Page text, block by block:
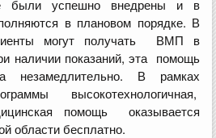
были успешно внедрены и в
в плановом порядке. В
могут получать ВМП в
наличии показаний, эта помощь
незамедлительно. В рамках
высокотехнологичная,
помощь оказывается
области бесплатно.